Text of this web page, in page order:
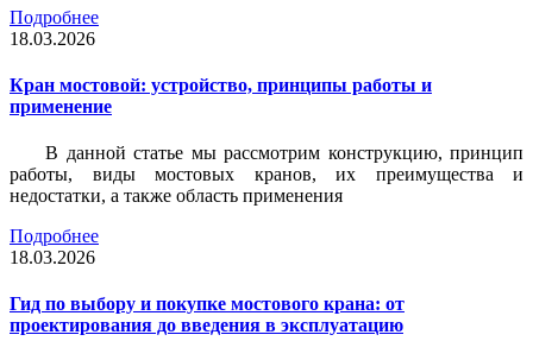
Подробнее
18.03.2026
Кран мостовой: устройство, принципы работы и
применение
В данной статье мы рассмотрим конструкцию, принцип
работы, виды мостовых кранов, их преимущества и
недостатки, а также область применения
Подробнее
18.03.2026
Гид по выбору и покупке мостового крана: от
проектирования до введения в эксплуатацию